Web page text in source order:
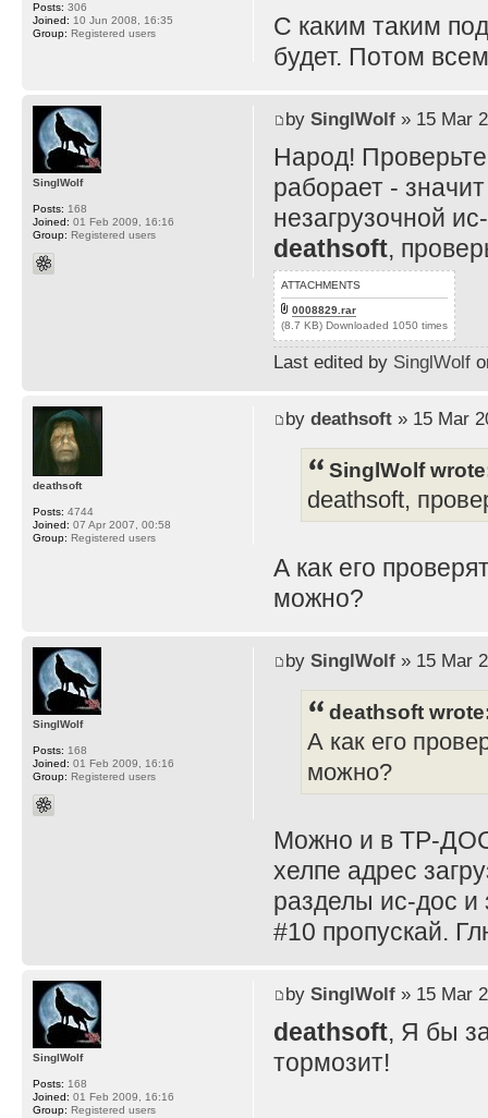
С каким таким
будет. Потом
Posts: 306
Joined: 10 Jun 2008, 16:35
Group: Registered users
by SinglWolf» 15 Mar
Народ!
раборает -
незагрузочной
deathsoft,
ATTACHMENTS
0008829.rar
(8.7 KB) Downloaded 1050 times
Last edited by SinglWolf
SinglWolf
Posts: 168
Joined: 01 Feb 2009, 16:16
Group: Registered users
by deathsoft» 15 Mar
SinglWolf
deathsoft,
А как его
можно?
deathsoft
Posts: 4744
Joined: 07 Apr 2007, 00:58
Group: Registered users
by SinglWolf» 15 Mar
deathsoft
А как его
можно?
Можно и в ТР-
хелпе адрес
разделы ис-дос и
#10 пропускай.
SinglWolf
Posts: 168
Joined: 01 Feb 2009, 16:16
Group: Registered users
by SinglWolf» 15 Mar
deathsoft, Я бы
тормозит!
SinglWolf
Posts: 168
Joined: 01 Feb 2009, 16:16
Group: Registered users